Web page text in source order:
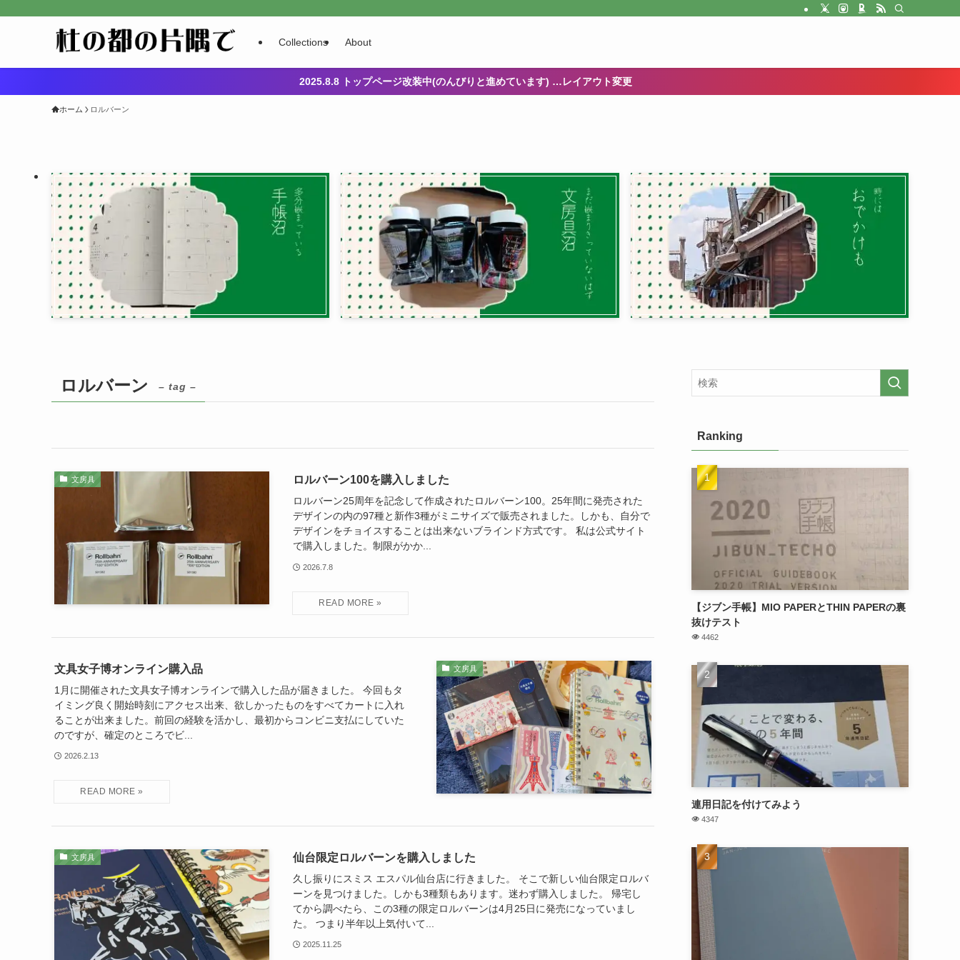
Collections About
2025.8.8 トップページ改装中(のんびりと進めています) …レイアウト変更
ホーム ロルバーン
ロルバーン – tag –
文房具 ロルバーン100を購入しました
ロルバーン25周年を記念して作成されたロルバーン100。25年間に発売された
デザインの内の97種と新作3種がミニサイズで販売されました。しかも、自分で
デザインをチョイスすることは出来ないブラインド方式です。 私は公式サイト
で購入しました。制限がかか...
2026.7.8
文房具
文具女子博オンライン購入品
1月に開催された文具女子博オンラインで購入した品が届きました。 今回もタ
イミング良く開始時刻にアクセス出来、欲しかったものをすべてカートに入れ
ることが出来ました。前回の経験を活かし、最初からコンビニ支払にしていた
のですが、確定のところでビ...
2026.2.13
文房具 仙台限定ロルバーンを購入しました
久し振りにスミス エスパル仙台店に行きました。 そこで新しい仙台限定ロルバ
ーンを見つけました。しかも3種類もあります。迷わず購入しました。 帰宅し
てから調べたら、この3種の限定ロルバーンは4月25日に発売になっていまし
た。 つまり半年以上気付いて...
2025.11.25
Ranking
【ジブン手帳】MIO PAPERとTHIN PAPERの裏
抜けテスト
4462
連用日記を付けてみよう
4347